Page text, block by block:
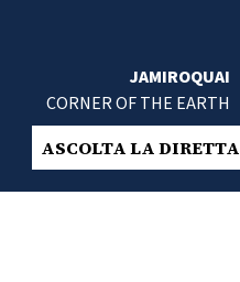
JAMIROQUAI
CORNER OF THE EARTH
ASCOLTA LA DIRETTA